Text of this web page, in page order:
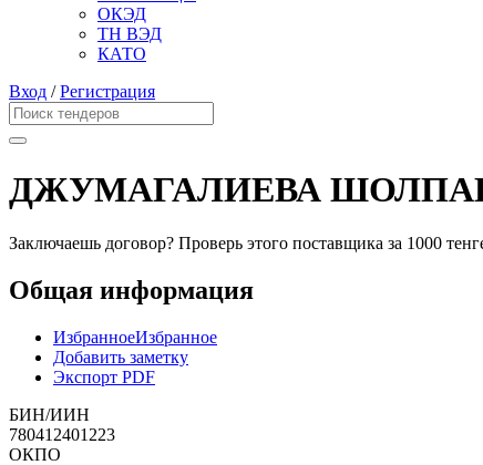
ОКЭД
ТН ВЭД
КАТО
Вход /Регистрация
ДЖУМАГАЛИЕВА
Заключаешь договор? Проверь этого поставщика за 1000
Общая информация
ИзбранноеИзбранное
Добавить заметку
Экспорт PDF
БИН/ИИН
780412401223
ОКПО